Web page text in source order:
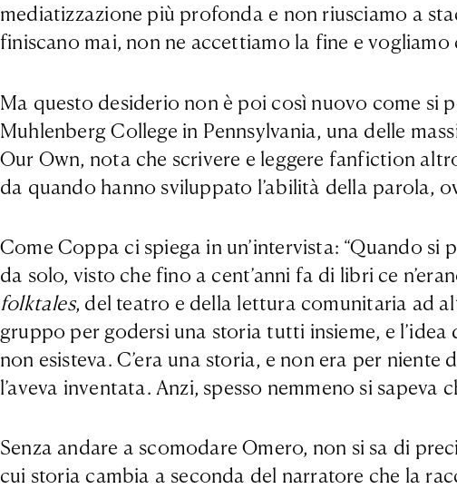
mediatizzazione più profonda e non riusciamo a
finiscano mai, non ne accettiamo la fine e
Ma questo desiderio non è poi così nuovo come si
Muhlenberg College in Pennsylvania, una delle
Our Own, nota che scrivere e leggere fanfiction
da quando hanno sviluppato l’abilità della parola,
Come Coppa ci spiega in un’intervista: “Quando
da solo, visto che fino a cent’anni fa di libri ce
folktales, del teatro e della lettura comunitaria ad
gruppo per godersi una storia tutti insieme, e
non esisteva. C’era una storia, e non era per
l’aveva inventata. Anzi, spesso nemmeno si sapeva
Senza andare a scomodare Omero, non si sa di
cui storia cambia a seconda del narratore che la